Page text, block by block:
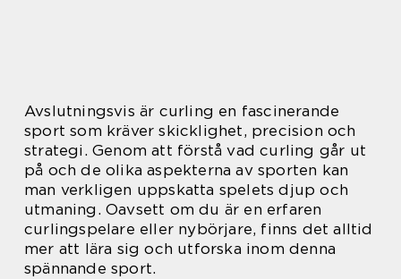
Avslutningsvis är curling en fascinerande
sport som kräver skicklighet, precision och
strategi. Genom att förstå vad curling går ut
på och de olika aspekterna av sporten kan
man verkligen uppskatta spelets djup och
utmaning. Oavsett om du är en erfaren
curlingspelare eller nybörjare, finns det alltid
mer att lära sig och utforska inom denna
spännande sport.